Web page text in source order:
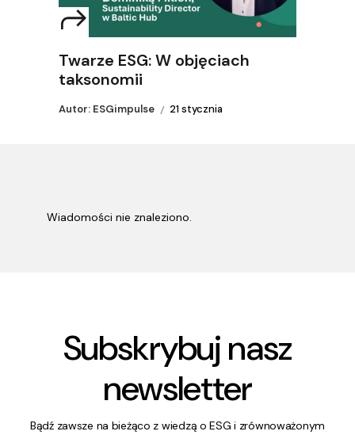
Twarze ESG: W objęciach
taksonomii
Autor: ESGimpulse 21 stycznia
Wiadomości nie znaleziono.
Subskrybuj nasz
newsletter
Bądź zawsze na bieżąco z wiedzą o ESG i zrównoważonym